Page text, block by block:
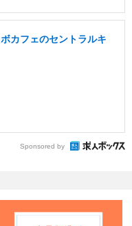
カフェのセントラルキ
Sponsored by